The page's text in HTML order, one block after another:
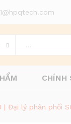
CHÍNH
| Đại lý phân phối